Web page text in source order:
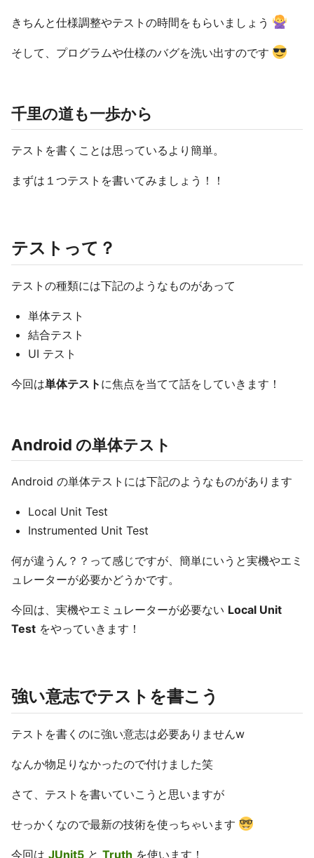
きちんと仕様調整やテストの時間をもらいましょう
そして、プログラムや仕様のバグを洗い出すのです
千里の道も一歩から
テストを書くことは思っているより簡単。
まずは１つテストを書いてみましょう！！
テストって？
テストの種類には下記のようなものがあって
単体テスト
結合テスト
UI テスト
今回は単体テスト に焦点を当てて話をしていきます！
Android の単体テスト
Android の単体テストには下記のようなものがあります
Local Unit Test
Instrumented Unit Test
何が違うん？？って感じですが、簡単にいうと実機やエミ
ュレーターが必要かどうかです。
今回は、実機やエミュレーターが必要ない Local Unit
Test をやっていきます！
強い意志でテストを書こう
テストを書くのに強い意志は必要ありませんw
なんか物足りなかったので付けました笑
さて、テストを書いていこうと思いますが
せっかくなので最新の技術を使っちゃいます
今回は JUnit5 と Truth を使います！